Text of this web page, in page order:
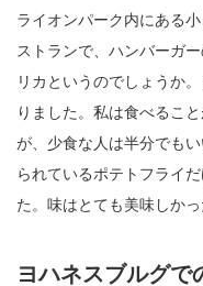
ライオンパーク内にある
ストランで、ハンバーガ
リカというのでしょうか
りました。私は食べるこ
が、少食な人は半分でも
られているポテトフライ
た。味はとても美味しかっ
ヨハネスブルグで